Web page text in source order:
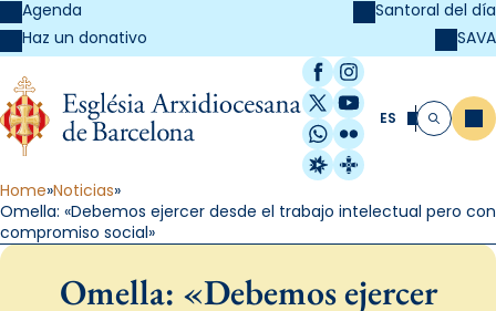
Agenda
Haz un donativo
Santoral del día
SAVA
Facebook
Instagram
X / Twitter
YouTube
WhatsApp
Flickr
Radio Estel
Catalunya
ES Buscar
Home Noticias
Omella: «Debemos ejercer desde el trabajo intelectual pero con
compromiso social»
Omella: «Debemos ejercer